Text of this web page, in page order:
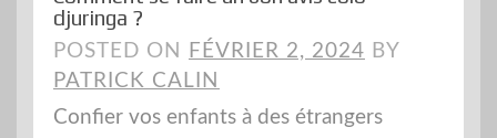
djuringa ?
POSTED ON FÉVRIER 2, 2024 BY
PATRICK CALIN
Confier vos enfants à des étrangers